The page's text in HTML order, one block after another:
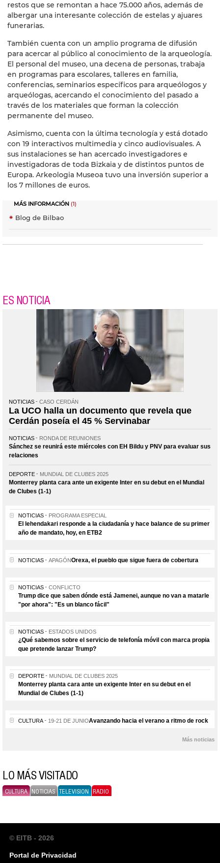
restos que se remontan a hace 75.000 años, además de
albergar una interesante colección de estelas y ajuares
funerarias.
También cuenta con un amplio programa de difusión
para acercar al público al conocimiento de la arqueología.
El personal del museo, una decena de personas, trabaja
en programas para escolares, talleres en familia,
conferencias, seminarios específicos para arqueólogos y
arqueólogas, acercando el conocimiento del pasado a
través de los materiales que forman la colección
permanente del museo.
Asimismo, cuenta con la última tecnología y está dotado
con 19 interactivos multimedia y cinco audiovisuales. A
sus instalaciones se han acercado investigadores e
investigadoras de toda Bizkaia y de distintos puntos de
Europa. Arkeologia Museoa tuvo una inversión superior a
los 7 millones de euros.
MÁS INFORMACIÓN (1)
Blog de Bilbao
ES NOTICIA
NOTICIAS CASO CERDÁN
La UCO halla un documento que revela que
Cerdán poseía el 45 % Servinabar
NOTICIAS RONDA DE REUNIONES
Sánchez se reunirá este miércoles con EH Bildu y PNV para evaluar sus
relaciones
DEPORTE MUNDIAL DE CLUBES 2025
Monterrey planta cara ante un exigente Inter en su debut en el Mundial
de Clubes (1-1)
NOTICIAS PROGRAMA ESPECIAL
El lehendakari responde a la ciudadanía y hace balance de su primer
año de mandato, hoy, en ETB2
NOTICIAS APAGÓNOrexa, el pueblo que sigue fuera de cobertura
NOTICIAS CONFLICTO
Trump dice que saben dónde está Jamenei, aunque no van a matarle
"por ahora": "Es un blanco fácil"
NOTICIAS ESTADOS UNIDOS
¿Qué sabemos sobre el servicio de telefonía móvil con marca propia
que pretende lanzar Trump?
DEPORTE MUNDIAL DE CLUBES 2025
Monterrey planta cara ante un exigente Inter en su debut en el
Mundial de Clubes (1-1)
CULTURA 19-21 DE JUNIOAvanzando hacia el verano a ritmo de rock
Más noticias
LO MÁS VISITADO
CULTURA NOTICIAS TELEVISION RADIO
© EITB - 2026
Portal de Privacidad